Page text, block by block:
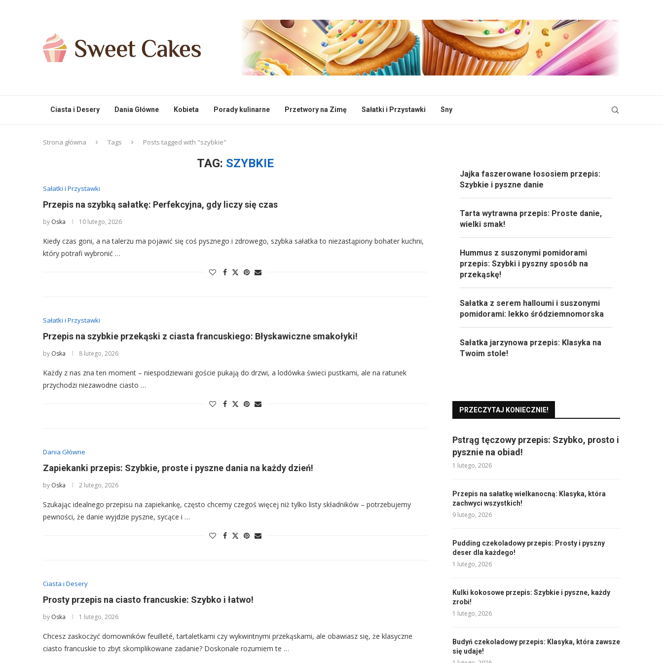
Ciasta i Desery Dania Główne Kobieta Porady kulinarne Przetwory na Zimę Sałatki i Przystawki Sny
Strona główna Tags Posts tagged with "szybkie"
TAG: SZYBKIE
Sałatki i Przystawki
Przepis na szybką sałatkę: Perfekcyjna, gdy liczy się czas
by Oska 10 lutego, 2026
Kiedy czas goni, a na talerzu ma pojawić się coś pysznego i zdrowego, szybka sałatka to niezastąpiony bohater kuchni,
który potrafi wybronić …
Sałatki i Przystawki
Przepis na szybkie przekąski z ciasta francuskiego: Błyskawiczne smakołyki!
by Oska 8 lutego, 2026
Każdy z nas zna ten moment – niespodziewani goście pukają do drzwi, a lodówka świeci pustkami, ale na ratunek
przychodzi niezawodne ciasto …
Dania Główne
Zapiekanki przepis: Szybkie, proste i pyszne dania na każdy dzień!
by Oska 2 lutego, 2026
Szukając idealnego przepisu na zapiekankę, często chcemy czegoś więcej niż tylko listy składników – potrzebujemy
pewności, że danie wyjdzie pyszne, sycące i …
Ciasta i Desery
Prosty przepis na ciasto francuskie: Szybko i łatwo!
by Oska 1 lutego, 2026
Chcesz zaskoczyć domowników feuilleté, tartaletkami czy wykwintnymi przekąskami, ale obawiasz się, że klasyczne
ciasto francuskie to zbyt skomplikowane zadanie? Doskonale rozumiem te …
Jajka faszerowane łososiem przepis:
Szybkie i pyszne danie
Tarta wytrawna przepis: Proste danie,
wielki smak!
Hummus z suszonymi pomidorami
przepis: Szybki i pyszny sposób na
przekąskę!
Sałatka z serem halloumi i suszonymi
pomidorami: lekko śródziemnomorska
Sałatka jarzynowa przepis: Klasyka na
Twoim stole!
PRZECZYTAJ KONIECZNIE!
Pstrąg tęczowy przepis: Szybko, prosto i
pysznie na obiad!
1 lutego, 2026
Przepis na sałatkę wielkanocną: Klasyka, która
zachwyci wszystkich!
9 lutego, 2026
Pudding czekoladowy przepis: Prosty i pyszny
deser dla każdego!
1 lutego, 2026
Kulki kokosowe przepis: Szybkie i pyszne, każdy
zrobi!
1 lutego, 2026
Budyń czekoladowy przepis: Klasyka, która zawsze
się udaje!